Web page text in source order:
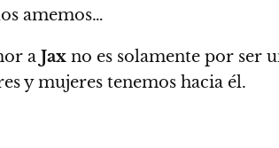
amemos…
a Jax no es solamente por ser
y mujeres tenemos hacia él.